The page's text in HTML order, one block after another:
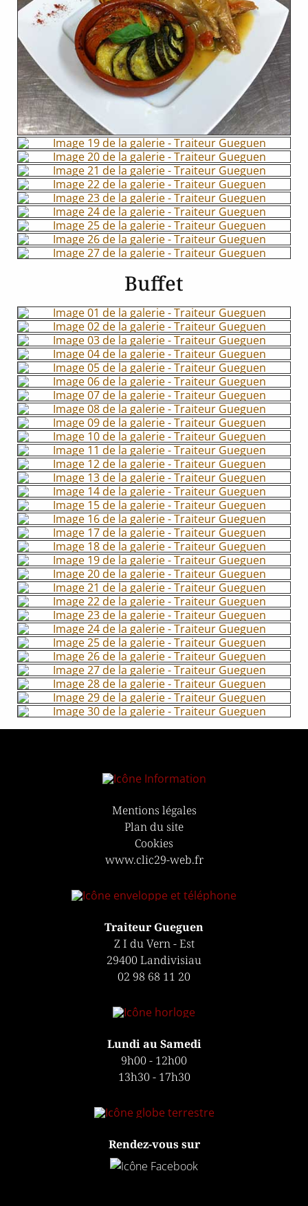
Buffet
Mentions légales
Plan du site
Cookies
www.clic29-web.fr
Traiteur Gueguen
Z I du Vern - Est
29400 Landivisiau
02 98 68 11 20
Lundi au Samedi
9h00 - 12h00
13h30 - 17h30
Rendez-vous sur